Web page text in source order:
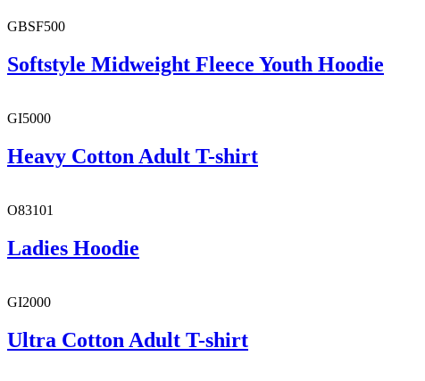
GBSF500
Softstyle Midweight Fleece Youth Hoodie
GI5000
Heavy Cotton Adult T-shirt
O83101
Ladies Hoodie
GI2000
Ultra Cotton Adult T-shirt